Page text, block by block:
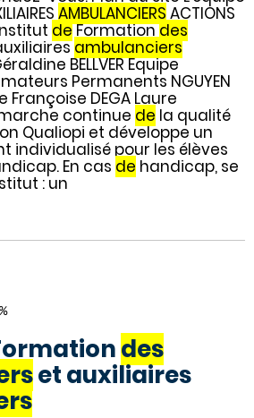
AMBULANCIERS ACTIONS
deFormationdes
ambulanciers
BELLVER Equipe
Permanents NGUYEN
Françoise DEGA Laure
continue de la qualité
Qualiopi et développe un
individualisé pour les élèves
En cas de handicap, se
: un
des
et auxiliaires